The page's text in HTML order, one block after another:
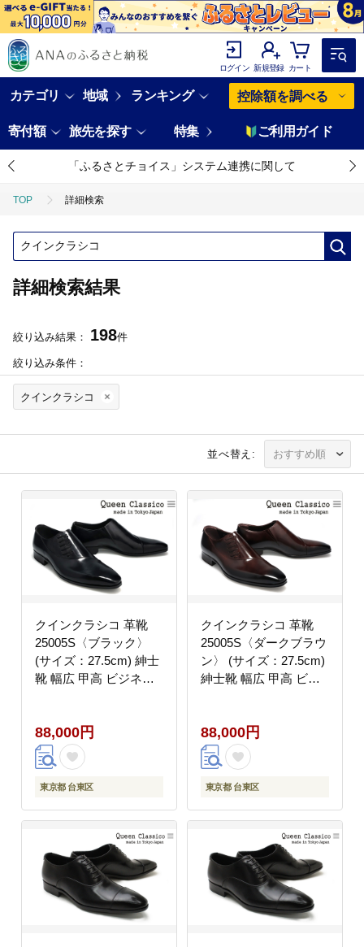
ログイン 新規登録 カート
カテゴリ 地域 ランキング 控除額を調べる
寄付額 旅先を探す 特集 ご利用ガイド
「ふるさとチョイス」システム連携に関して
TOP 詳細検索
詳細検索結果
絞り込み結果： 198件
絞り込み条件：
クインクラシコ
並べ替え:
クインクラシコ 革靴
25005S〈ブラック〉
(サイズ：27.5cm) 紳士
靴 幅広 甲高 ビジネス
ポン 牛革
88,000円
東京都 台東区
クインクラシコ 革靴
25005S〈ダークブラウ
ン〉 (サイズ：27.5cm)
紳士靴 幅広 甲高 ビジ
リッポン 牛革
88,000円
東京都 台東区